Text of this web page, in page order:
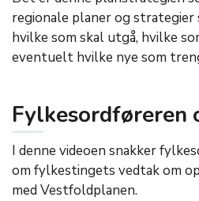
regionale planer og strategier
hvilke som skal utgå, hvilke
eventuelt hvilke nye som
Fylkesordføreren
I denne videoen snakker
om fylkestingets vedtak om
med Vestfoldplanen.